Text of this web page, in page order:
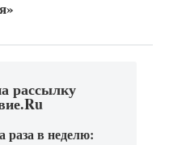
рассылку
раза в неделю: